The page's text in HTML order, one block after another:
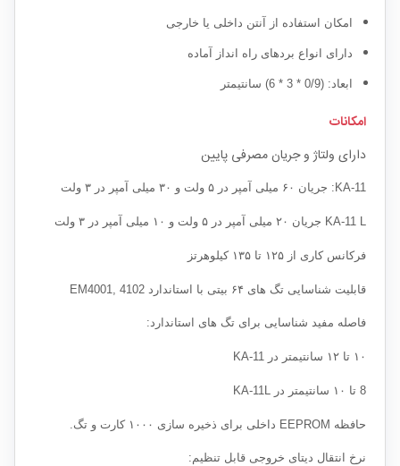
امکان استفاده از آنتن داخلی یا خارجی
دارای انواع بردهای راه انداز آماده
ابعاد: (0/9 * 3 * 6) سانتیمتر
امکانات
دارای ولتاژ و جریان مصرفی پایین
KA-11: جریان ۶۰ میلی آمپر در ۵ ولت و ۳۰ میلی آمپر در ۳ ولت
KA-11 L جریان ۲۰ میلی آمپر در ۵ ولت و ۱۰ میلی آمپر در ۳ ولت
فرکانس کاری از ۱۲۵ تا ۱۳۵ کیلوهرتز
قابلیت شناسایی تگ های ۶۴ بیتی با استاندارد EM4001, 4102
فاصله مفید شناسایی برای تگ های استاندارد:
۱۰ تا ۱۲ سانتیمتر در KA-11
8 تا ۱۰ سانتیمتر در KA-11L
حافظه EEPROM داخلی برای ذخیره سازی ۱۰۰۰ کارت و تگ.
نرخ انتقال دیتای خروجی قابل تنظیم: